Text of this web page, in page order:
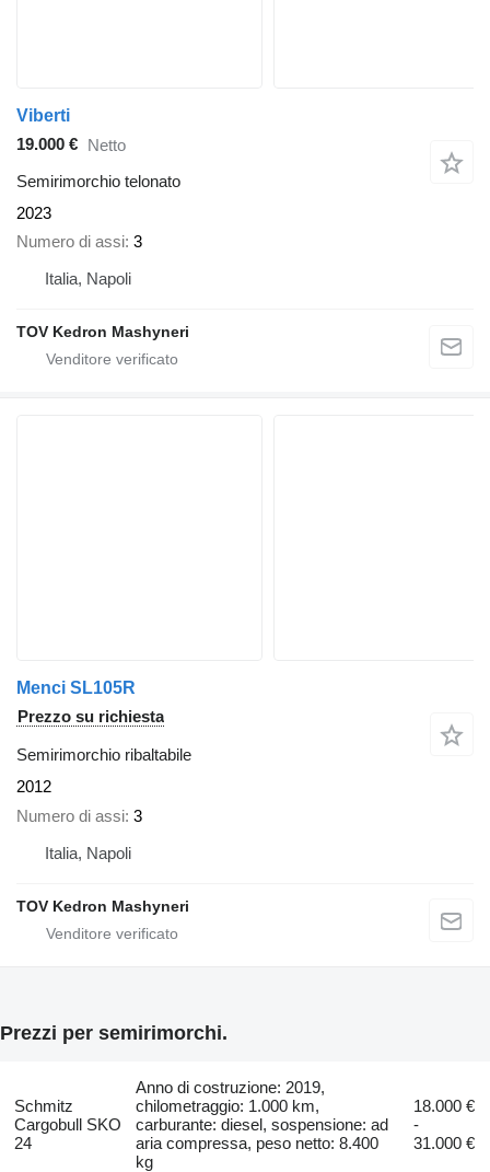
Viberti
19.000 € Netto
Semirimorchio telonato
2023
Numero di assi 3
Italia, Napoli
TOV Kedron Mashyneri
Menci SL105R
Prezzo su richiesta
Semirimorchio ribaltabile
2012
Numero di assi 3
Italia, Napoli
TOV Kedron Mashyneri
Prezzi per semirimorchi.
Schmitz
Cargobull SKO
24
Anno di costruzione: 2019,
chilometraggio: 1.000 km,
carburante: diesel, sospensione: ad
aria compressa, peso netto: 8.400
kg
18.000 €
-
31.000 €